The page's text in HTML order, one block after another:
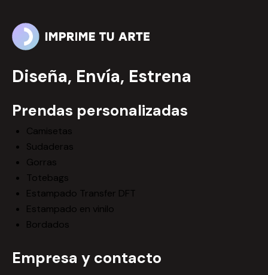
Diseña, Envía, Estrena
Prendas personalizadas
Camisetas
Sudaderas
Gorras
Totebags
Estampado Transfer DFT
Estampado en vinilo
Bordados
Empresa y contacto